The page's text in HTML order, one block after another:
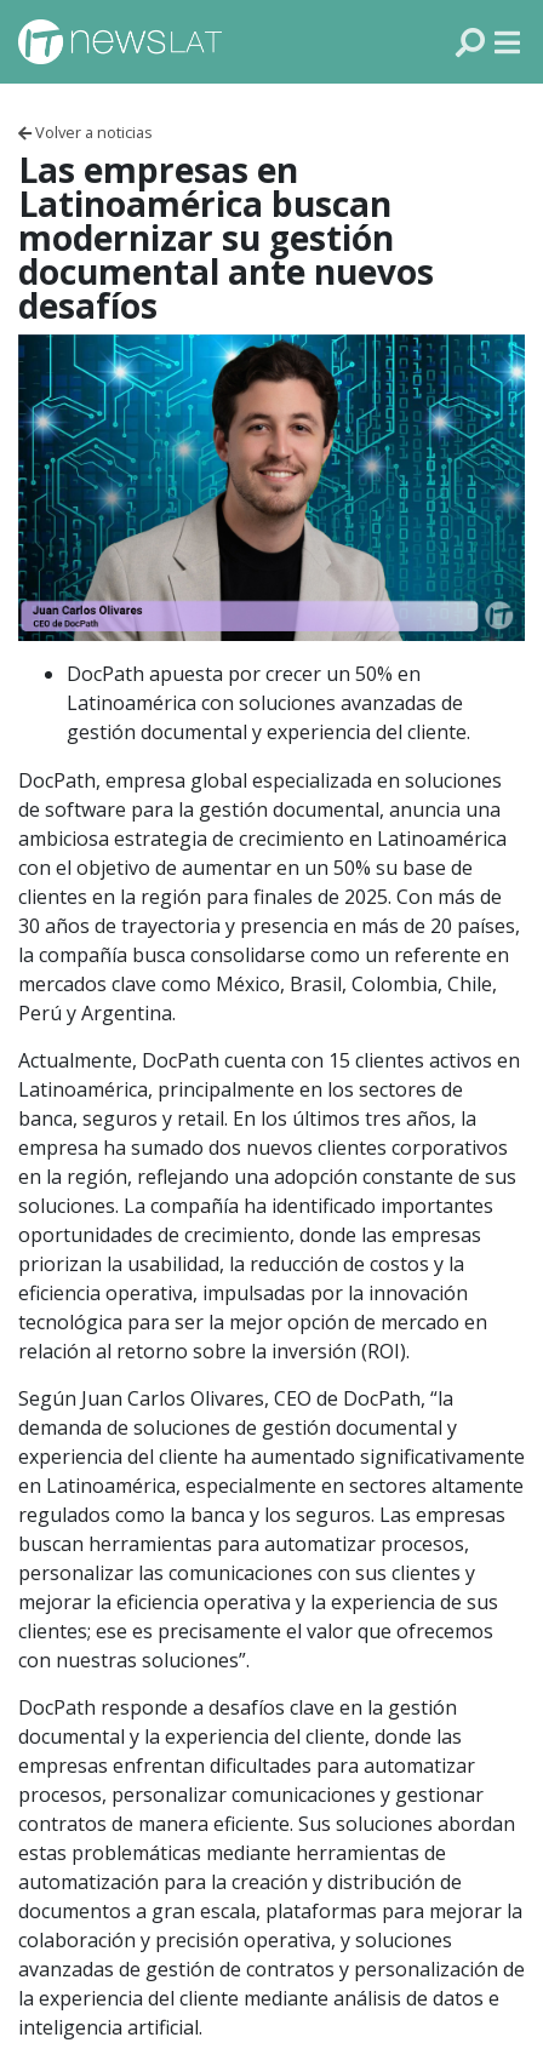
Skip to content
Volver a noticias
Las empresas en
Latinoamérica buscan
modernizar su gestión
documental ante nuevos
desafíos
DocPath apuesta por crecer un 50% en
Latinoamérica con soluciones avanzadas de
gestión documental y experiencia del cliente.
DocPath, empresa global especializada en soluciones
de software para la gestión documental, anuncia una
ambiciosa estrategia de crecimiento en Latinoamérica
con el objetivo de aumentar en un 50% su base de
clientes en la región para finales de 2025. Con más de
30 años de trayectoria y presencia en más de 20 países,
la compañía busca consolidarse como un referente en
mercados clave como México, Brasil, Colombia, Chile,
Perú y Argentina.
Actualmente, DocPath cuenta con 15 clientes activos en
Latinoamérica, principalmente en los sectores de
banca, seguros y retail. En los últimos tres años, la
empresa ha sumado dos nuevos clientes corporativos
en la región, reflejando una adopción constante de sus
soluciones. La compañía ha identificado importantes
oportunidades de crecimiento, donde las empresas
priorizan la usabilidad, la reducción de costos y la
eficiencia operativa, impulsadas por la innovación
tecnológica para ser la mejor opción de mercado en
relación al retorno sobre la inversión (ROI).
Según Juan Carlos Olivares, CEO de DocPath, “la
demanda de soluciones de gestión documental y
experiencia del cliente ha aumentado significativamente
en Latinoamérica, especialmente en sectores altamente
regulados como la banca y los seguros. Las empresas
buscan herramientas para automatizar procesos,
personalizar las comunicaciones con sus clientes y
mejorar la eficiencia operativa y la experiencia de sus
clientes; ese es precisamente el valor que ofrecemos
con nuestras soluciones”.
DocPath responde a desafíos clave en la gestión
documental y la experiencia del cliente, donde las
empresas enfrentan dificultades para automatizar
procesos, personalizar comunicaciones y gestionar
contratos de manera eficiente. Sus soluciones abordan
estas problemáticas mediante herramientas de
automatización para la creación y distribución de
documentos a gran escala, plataformas para mejorar la
colaboración y precisión operativa, y soluciones
avanzadas de gestión de contratos y personalización de
la experiencia del cliente mediante análisis de datos e
inteligencia artificial.
ECUADOR
PERÚ
CHILE
ARGENTINA
MÉXICO